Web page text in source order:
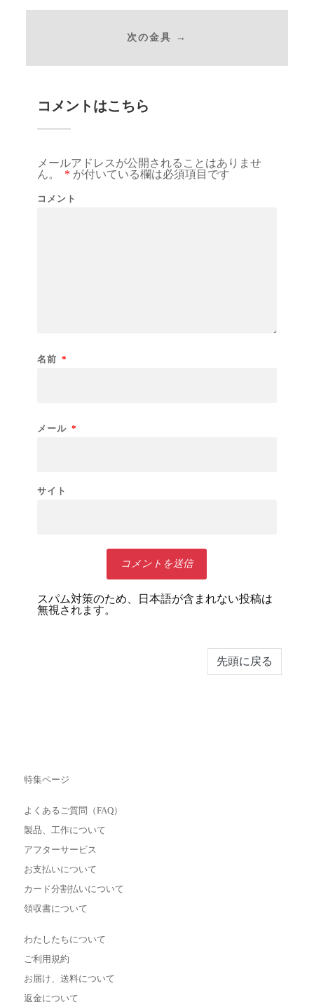
次の金具 →
コメントはこちら
メールアドレスが公開されることはありませ
ん。
* が付いている欄は必須項目です
コメント
名前 *
メール *
サイト
スパム対策のため、日本語が含まれない投稿は
無視されます。
先頭に戻る
特集ページ
よくあるご質問（FAQ）
製品、工作について
アフターサービス
お支払いについて
カード分割払いについて
領収書について
わたしたちについて
ご利用規約
お届け、送料について
返金について